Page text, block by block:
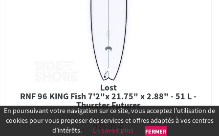
Lost
RNF 96 KING Fish 7'2"x 21.75" x 2.88" - 51 L -
Thurster Futures
925,00 €
En poursuivant votre navigation sur ce site, vous acceptez l’utilisation de
cookies pour vous proposer des services et offres adaptés à vos centres
d’intérêts.
En savoir plus FERMER